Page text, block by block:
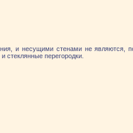
и несущими стенами не являются,
стеклянные перегородки.